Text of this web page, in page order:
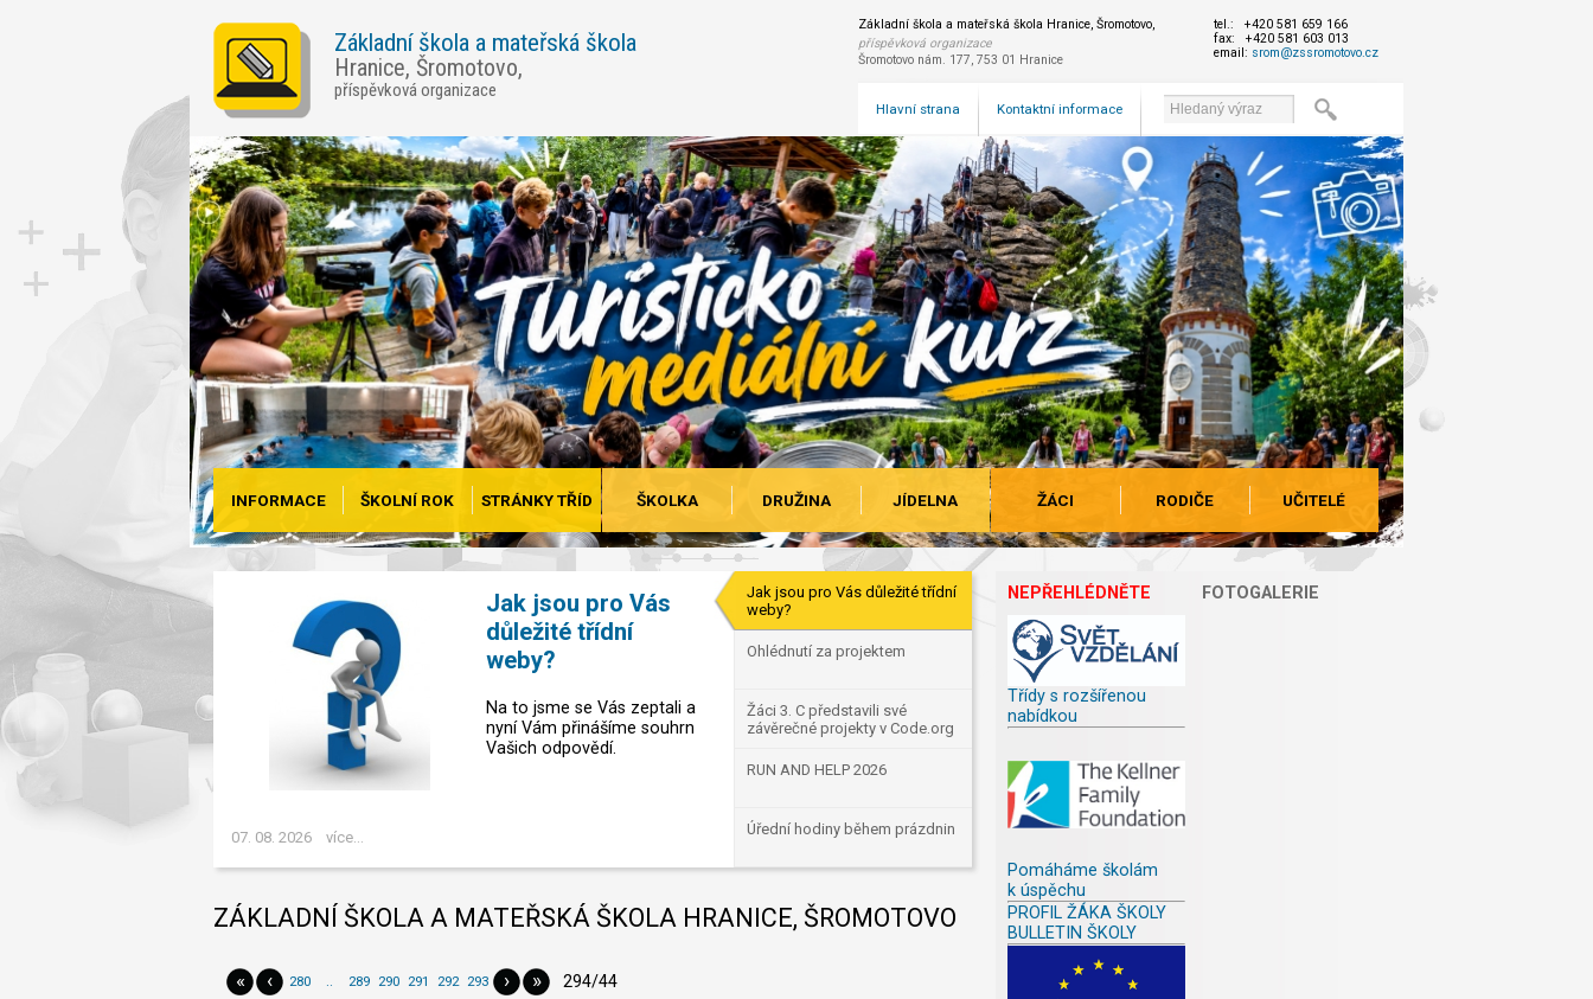
Základní škola a mateřská škola
Hranice, Šromotovo,
příspěvková organizace
Základní škola a mateřská škola Hranice, Šromotovo,
příspěvková organizace
Šromotovo nám. 177, 753 01 Hranice
tel.: +420 581 659 166
fax: +420 581 603 013
email: srom@zssromotovo.cz
Hlavní strana Kontaktní informace
INFORMACE ŠKOLNÍ ROK STRÁNKY TŘÍD ŠKOLKA DRUŽINA JÍDELNA ŽÁCI RODIČE UČITELÉ
Jak jsou pro Vás důležité třídní
weby?
Ohlédnutí za projektem
Žáci 3. C představili své
závěrečné projekty v Code.org
RUN AND HELP 2026
Úřední hodiny během prázdnin
Jak jsou pro Vás
důležité třídní
weby?
Na to jsme se Vás zeptali a
nyní Vám přinášíme souhrn
Vašich odpovědí.
07. 08. 2026 více...
ZÁKLADNÍ ŠKOLA A MATEŘSKÁ ŠKOLA HRANICE, ŠROMOTOVO
« ‹ 280 .. 289 290 291 292 293 › » 294/44
NEPŘEHLÉDNĚTE
Třídy s rozšířenou
nabídkou
Pomáháme školám
k úspěchu
PROFIL ŽÁKA ŠKOLY
BULLETIN ŠKOLY
FOTOGALERIE